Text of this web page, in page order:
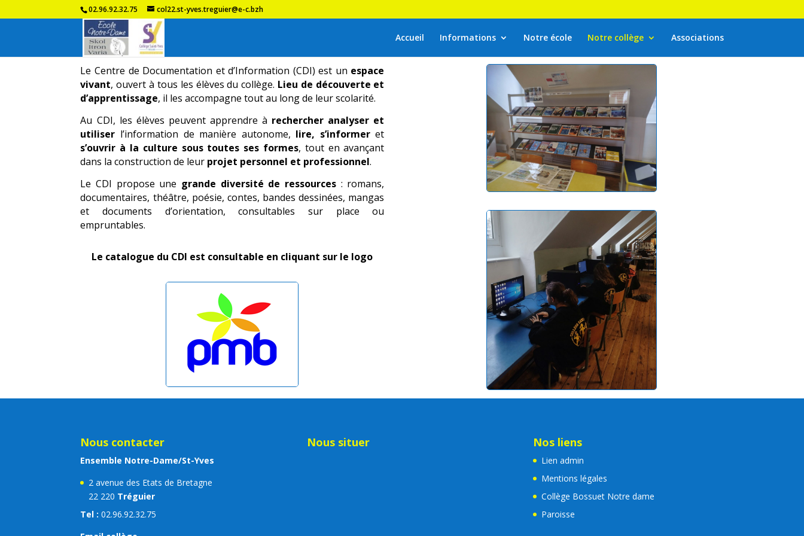
02.96.92.32.75 col22.st-yves.treguier@e-c.bzh
Accueil Informations Notre école Notre collège Associations
Le Centre de Documentation et d’Information (CDI) est un espace
vivant, ouvert à tous les élèves du collège. Lieu de découverte et
d’apprentissage, il les accompagne tout au long de leur scolarité.
Au CDI, les élèves peuvent apprendre à rechercher analyser et
utiliser l’information de manière autonome, lire, s’informeret
s’ouvrir à la culture sous toutes ses formes, tout en avançant
dans la construction de leur projet personnel et professionnel.
Le CDI propose une grande diversité de ressources : romans,
documentaires, théâtre, poésie, contes, bandes dessinées, mangas
et documents d’orientation, consultables sur place ou
empruntables.
Le catalogue du CDI est consultable en cliquant sur le logo
Nous contacter
Ensemble Notre-Dame/St-Yves
2 avenue des Etats de Bretagne
22 220 Tréguier
Tel : 02.96.92.32.75
Nous situer Nos liens
Lien admin
Mentions légales
Collège Bossuet Notre dame
Paroisse